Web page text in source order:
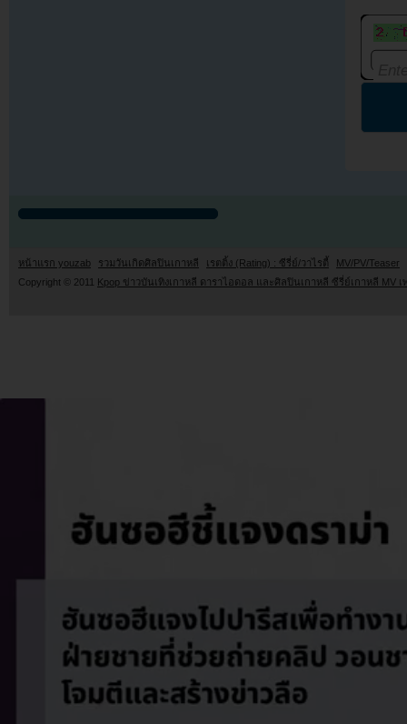
หน้าแรก youzab รวมวันเกิดศิลปินเกาหลี เรตติ้ง (Rating) : ซีรี่ย์/วาไรตี้
MV/PV/Teaser
Copyright © 2011 Kpop ข่าวบันเทิงเกาหลี ดาราไอดอล และศิลปินเกาหลี ซีรี่ย์เกาหลี MV